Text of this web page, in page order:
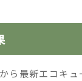
ら最新エコキュ